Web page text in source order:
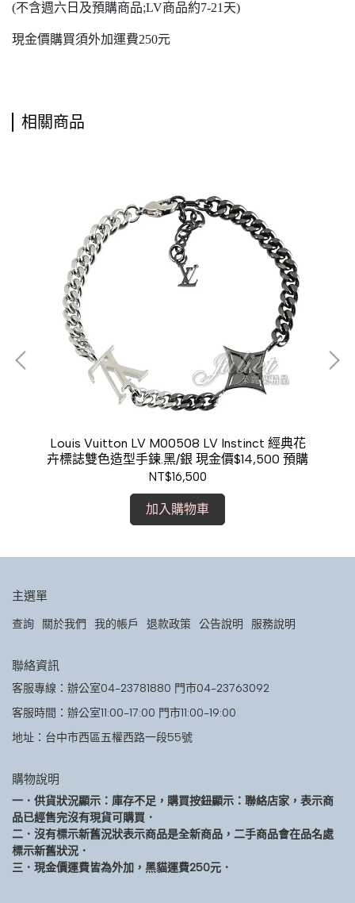
(不含週六日及預購商品;LV商品約7-21天)
現金價購買須外加運費250元
相關商品
Louis Vuitton LV M00508 LV Instinct 經典花
卉標誌雙色造型手鍊.黑/銀 現金價$14,500 預購
NT$16,500
加入購物車
主選單
查詢 關於我們 我的帳戶 退款政策 公告說明 服務說明
聯絡資訊
客服專線：辦公室04-23781880 門市04-23763092
客服時間：辦公室11:00-17:00 門市11:00-19:00
地址：台中市西區五權西路一段55號
購物說明
一．供貨狀況顯示：庫存不足，購買按鈕顯示：聯絡店家，表示商
品已經售完沒有現貨可購買．
二．沒有標示新舊況狀表示商品是全新商品，二手商品會在品名處
標示新舊狀況．
三．現金價運費皆為外加，黑貓運費250元．